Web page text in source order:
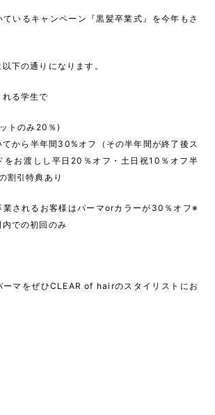
いるキャンペーン『黒髪卒業式』を今年もさ
下の通りになります。
る学生で
トのみ20％)
てから半年間30%オフ（その半年間が終了後ス
をお渡しし平日20％オフ・土日祝10％オフ半
割引特典あり
業されるお客様はパーマorカラーが30％オフ※
での初回のみ
ーマをぜひCLEAR of hairのスタイリストにお